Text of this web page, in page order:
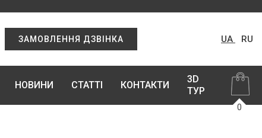
ЗАМОВЛЕННЯ ДЗВІНКА UA RU
НОВИНИ СТАТТІ КОНТАКТИ
3D
ТУР
0